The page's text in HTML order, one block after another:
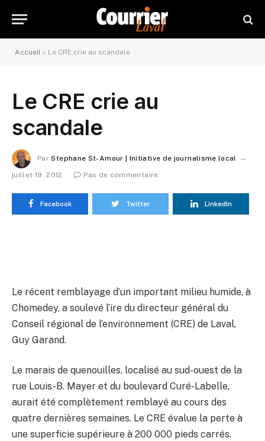
Accueil » Le CRE crie au scandale
Le CRE crie au
scandale
Par Stephane St-Amour | Initiative de journalisme local
juillet 19, 2012
Pas de commentaire
Facebook Twitter LinkedIn
Le récent remblayage d’un important milieu humide, à
Chomedey, a soulevé l’ire du directeur général du
Conseil régional de l’environnement (CRE) de Laval,
Guy Garand.
Le marais de quenouilles, localisé au sud-ouest de la
rue Louis-B. Mayer et du boulevard Curé-Labelle,
aurait été complètement remblayé au cours des
quatre dernières semaines. Le CRE évalue la perte à
une superficie supérieure à 200 000 pieds carrés.